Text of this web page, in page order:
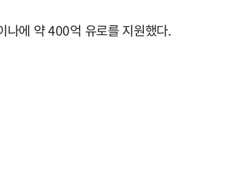
나에 약 400억 유로를 지원했다.